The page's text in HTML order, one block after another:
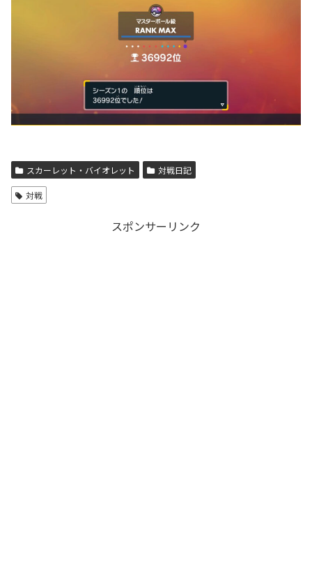
スカーレット・バイオレット 対戦日記
対戦
スポンサーリンク